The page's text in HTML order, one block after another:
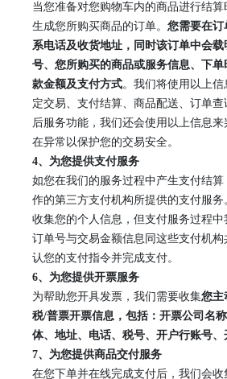
当您准备对您购物车内的商品进行结
生成您所购买商品的订单。 您需要在订
系电话及收货地址，同时该订单中会
号、您所购买的商品或服务信息、下
款金额及支付方式。我们将使用以上
定交易、支付结算、商品配送、订单
后服务功能，我们还会使用以上信息
在异常以保护您的交易安全。
4、 为您提供支付服务
如您在我们的服务过程中产生支付结
作的第三方支付机构所提供的支付服
收集您的个人信息，但支付服务过程
订单号与交易金额信息同这些支付机
认您的支付指令并完成支付。
6、 为您提供开票服务
为帮助您开具发票，我们需要收集您主
税/普票开票信息，包括：开票公司名
体、地址、电话、税号、开户行账号、
7、 为您提供商品交付服务
在您下单并在线完成支付后，我们会